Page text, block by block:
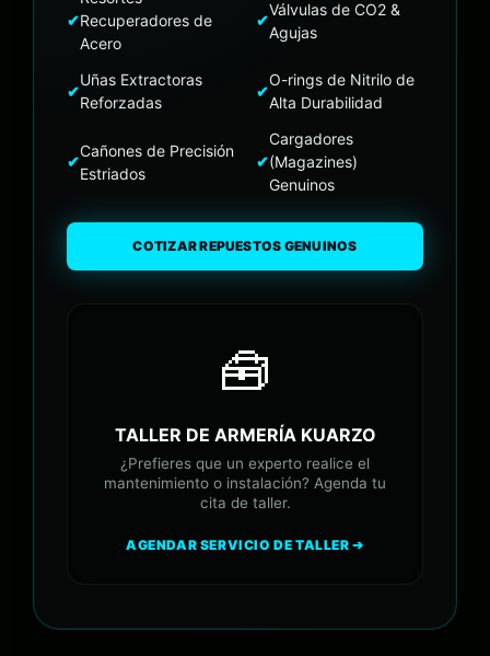
✔Recuperadores de
Acero
✔
Válvulas de CO2 &
Agujas
✔
Uñas Extractoras
Reforzadas
✔
O-rings de Nitrilo de
Alta Durabilidad
✔
Cañones de Precisión
Estriados
✔
Cargadores
(Magazines)
Genuinos
COTIZAR REPUESTOS GENUINOS
🧰
TALLER DE ARMERÍA KUARZO
¿Prefieres que un experto realice el
mantenimiento o instalación? Agenda tu
cita de taller.
AGENDAR SERVICIO DE TALLER ➔